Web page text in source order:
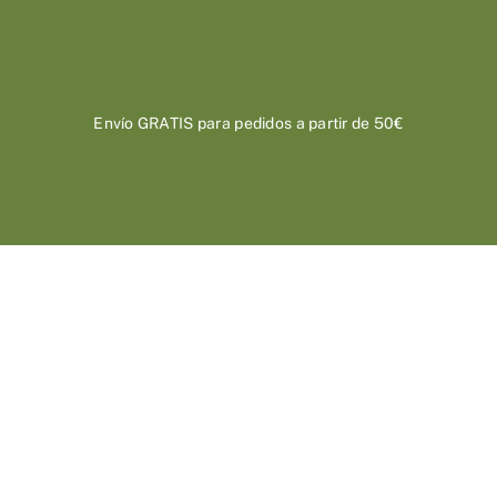
Envío GRATIS para pedidos a partir de 50€